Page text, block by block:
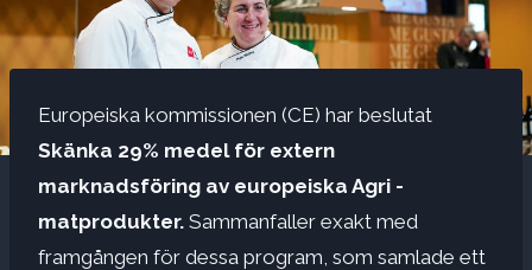
Europeiska kommissionen (CE) har beslutat
Skänka 29% medel för extern
marknadsföring av europeiska Agri -
matprodukter. Sammanfaller exakt med
framgången för dessa program, som samlade ett